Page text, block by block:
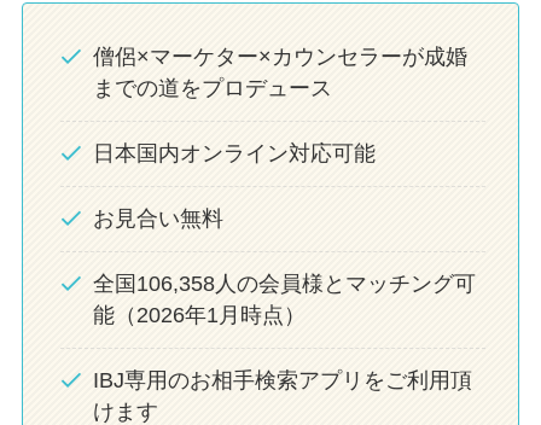
僧侶×マーケター×カウンセラーが成婚
までの道をプロデュース
日本国内オンライン対応可能
お見合い無料
全国106,358人の会員様とマッチング可
能（2026年1月時点）
IBJ専用のお相手検索アプリをご利用頂
けます